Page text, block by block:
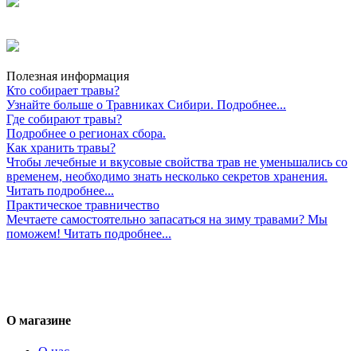
Полезная информация
Кто собирает травы?
Узнайте больше о Травниках Сибири. Подробнее...
Где собирают травы?
Подробнее о регионах сбора.
Как хранить травы?
Чтобы лечебные и вкусовые свойства трав не уменьшались со
временем, необходимо знать несколько секретов хранения.
Читать подробнее...
Практическое травничество
Мечтаете самостоятельно запасаться на зиму травами? Мы
поможем! Читать подробнее...
О магазине